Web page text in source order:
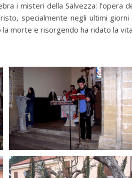
i misteri della Salvezza: l’opera
specialmente negli ultimi
morte e risorgendo ha ridato la